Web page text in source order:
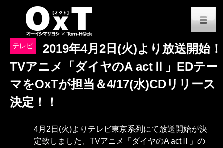
テレビ
2019年4月2日(火)より放送開始！
TVアニメ「ダイヤのA actⅡ」EDテー
マをOxTが担当＆4/17(水)CDリリース
決定！！
4月2日(火)よりテレビ東京系列にて放送開始が決
定致しました、TVアニメ「ダイヤのA actⅡ」の